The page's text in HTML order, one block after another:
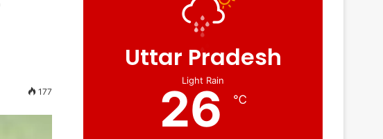
177
Uttar Pradesh
Light Rain
26 ℃